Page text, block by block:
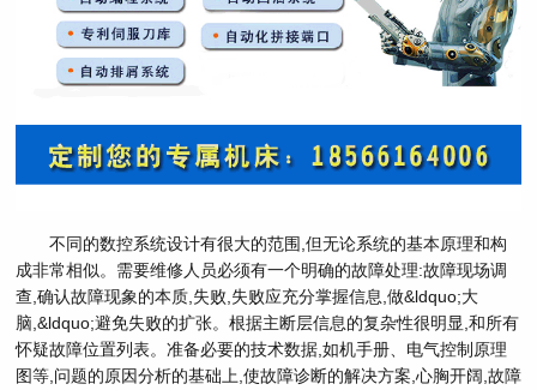
不同的数控系统设计有很大的范围,但无论系统的基本原理和构
成非常相似。需要维修人员必须有一个明确的故障处理:故障现场调
查,确认故障现象的本质,失败,失败应充分掌握信息,做&ldquo;大
脑,&ldquo;避免失败的扩张。根据主断层信息的复杂性很明显,和所有
怀疑故障位置列表。准备必要的技术数据,如机手册、电气控制原理
图等,问题的原因分析的基础上,使故障诊断的解决方案,心胸开阔,故障